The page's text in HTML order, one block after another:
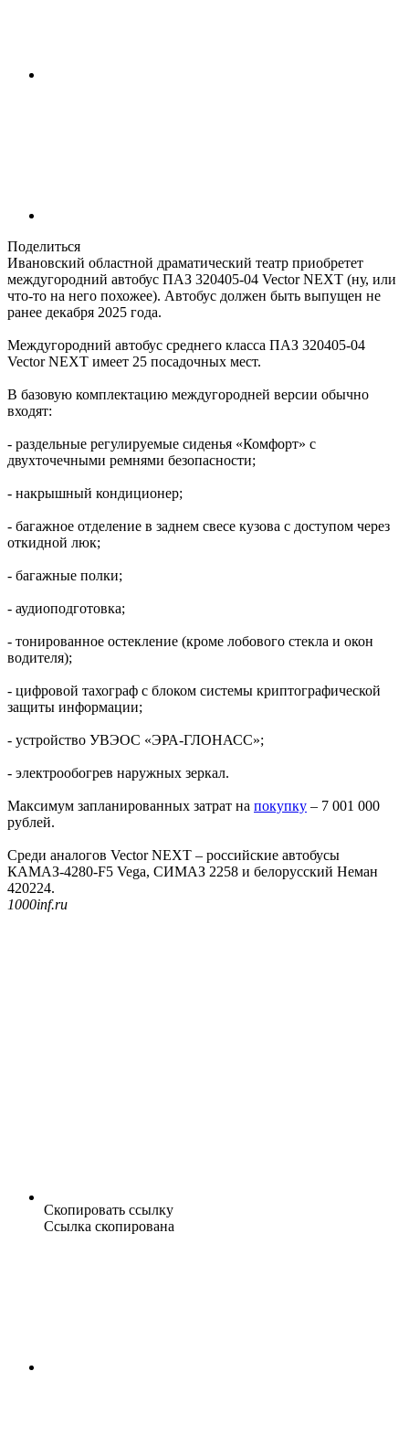
Поделиться
Ивановский областной драматический театр приобретет
междугородний автобус ПАЗ 320405-04 Vector NEXT (ну, или
что-то на него похожее). Автобус должен быть выпущен не
ранее декабря 2025 года.
Междугородний автобус среднего класса ПАЗ 320405-04
Vector NEXT имеет 25 посадочных мест.
В базовую комплектацию междугородней версии обычно
входят:
- раздельные регулируемые сиденья «Комфорт» с
двухточечными ремнями безопасности;
- накрышный кондиционер;
- багажное отделение в заднем свесе кузова с доступом через
откидной люк;
- багажные полки;
- аудиоподготовка;
- тонированное остекление (кроме лобового стекла и окон
водителя);
- цифровой тахограф с блоком системы криптографической
защиты информации;
- устройство УВЭОС «ЭРА-ГЛОНАСС»;
- электрообогрев наружных зеркал.
Максимум запланированных затрат на покупку – 7 001 000
рублей.
Среди аналогов Vector NEXT – российские автобусы
КАМАЗ-4280-F5 Vega, СИМАЗ 2258 и белорусский Неман
420224.
1000inf.ru
Скопировать ссылку
Ссылка скопирована